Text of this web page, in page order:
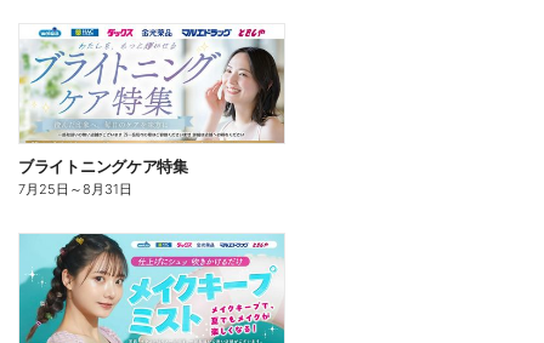
ブライトニングケア特集
7月25日 ～8月31日